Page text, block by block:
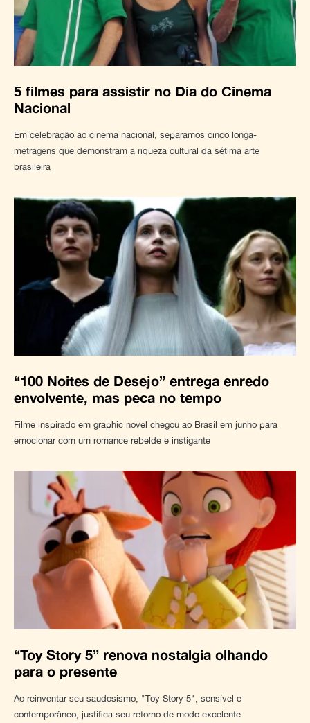
5 filmes para assistir no Dia do Cinema
Nacional
Em celebração ao cinema nacional, separamos cinco longa-
metragens que demonstram a riqueza cultural da sétima arte
brasileira
“100 Noites de Desejo” entrega enredo
envolvente, mas peca no tempo
Filme inspirado em graphic novel chegou ao Brasil em junho para
emocionar com um romance rebelde e instigante
“Toy Story 5” renova nostalgia olhando
para o presente
Ao reinventar seu saudosismo, "Toy Story 5", sensível e
contemporâneo, justifica seu retorno de modo excelente